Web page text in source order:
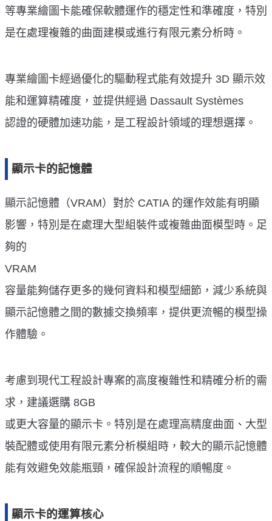
等專業繪圖卡能確保軟體運作的穩定性和準確度，特別
是在處理複雜的曲面建模或進行有限元素分析時。
專業繪圖卡經過優化的驅動程式能有效提升 3D 顯示效
能和運算精確度，並提供經過 Dassault Systèmes
認證的硬體加速功能，是工程設計領域的理想選擇。
顯示卡的記憶體
顯示記憶體（VRAM）對於 CATIA 的運作效能有明顯
影響，特別是在處理大型組裝件或複雜曲面模型時。足
夠的
VRAM
容量能夠儲存更多的幾何資料和模型細節，減少系統與
顯示記憶體之間的數據交換頻率，提供更流暢的模型操
作體驗。
考慮到現代工程設計專案的高度複雜性和精確分析的需
求，建議選購 8GB
或更大容量的顯示卡。特別是在處理高精度曲面、大型
裝配體或使用有限元素分析模組時，較大的顯示記憶體
能有效避免效能瓶頸，確保設計流程的順暢度。
顯示卡的運算核心